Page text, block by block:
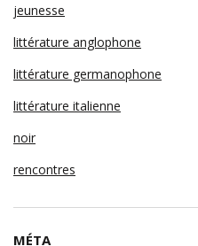
jeunesse
littérature anglophone
littérature germanophone
littérature italienne
noir
rencontres
MÉTA